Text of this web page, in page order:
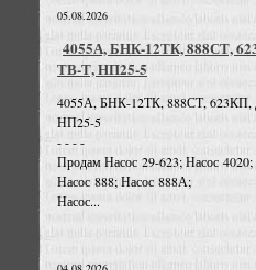
05.08.2026
4055А, БНК-12ТК, 888СТ,
ТВ-Т, НП25-5
4055А, БНК-12ТК, 888СТ,
НП25-5
- - - -
Продам Насос 29-623; Насос
Насос 888; Насос 888А;
Насос...